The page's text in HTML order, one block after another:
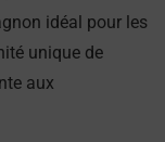
idéal pour les
unique de
aux